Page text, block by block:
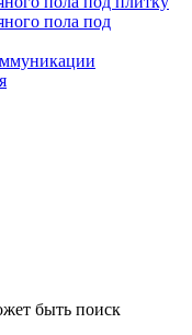
пола под
быть поиск